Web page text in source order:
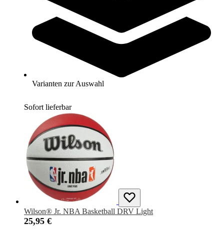
Varianten zur Auswahl
Wilson® American Football HYLITE GAME BALL TDY
30,95 €
Sofort lieferbar
Wilson® Jr. NBA Basketball DRV Light
25,95 €